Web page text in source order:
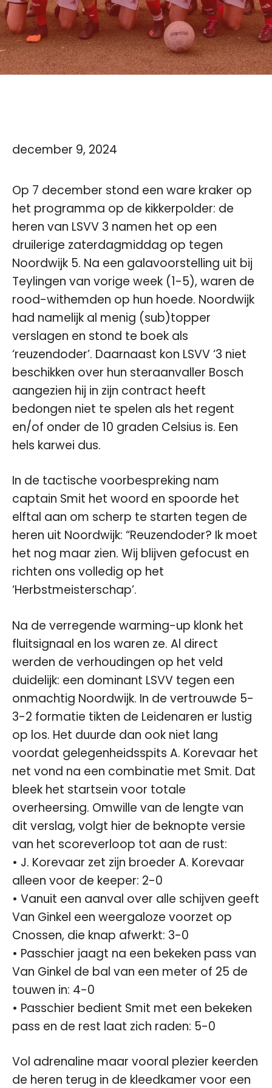
december 9, 2024
Op 7 december stond een ware kraker op
het programma op de kikkerpolder: de
heren van LSVV 3 namen het op een
druilerige zaterdagmiddag op tegen
Noordwijk 5. Na een galavoorstelling uit bij
Teylingen van vorige week (1-5), waren de
rood-withemden op hun hoede. Noordwijk
had namelijk al menig (sub)topper
verslagen en stond te boek als
‘reuzendoder’. Daarnaast kon LSVV ‘3 niet
beschikken over hun steraanvaller Bosch
aangezien hij in zijn contract heeft
bedongen niet te spelen als het regent
en/of onder de 10 graden Celsius is. Een
hels karwei dus.
In de tactische voorbespreking nam
captain Smit het woord en spoorde het
elftal aan om scherp te starten tegen de
heren uit Noordwijk: “Reuzendoder? Ik moet
het nog maar zien. Wij blijven gefocust en
richten ons volledig op het
‘Herbstmeisterschap’.
Na de verregende warming-up klonk het
fluitsignaal en los waren ze. Al direct
werden de verhoudingen op het veld
duidelijk: een dominant LSVV tegen een
onmachtig Noordwijk. In de vertrouwde 5-
3-2 formatie tikten de Leidenaren er lustig
op los. Het duurde dan ook niet lang
voordat gelegenheidsspits A. Korevaar het
net vond na een combinatie met Smit. Dat
bleek het startsein voor totale
overheersing. Omwille van de lengte van
dit verslag, volgt hier de beknopte versie
van het scoreverloop tot aan de rust:
• J. Korevaar zet zijn broeder A. Korevaar
alleen voor de keeper: 2-0
• Vanuit een aanval over alle schijven geeft
Van Ginkel een weergaloze voorzet op
Cnossen, die knap afwerkt: 3-0
• Passchier jaagt na een bekeken pass van
Van Ginkel de bal van een meter of 25 de
touwen in: 4-0
• Passchier bedient Smit met een bekeken
pass en de rest laat zich raden: 5-0
Vol adrenaline maar vooral plezier keerden
de heren terug in de kleedkamer voor een